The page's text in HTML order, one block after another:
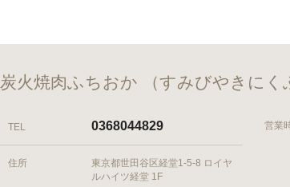
炭火焼肉ふちおか （すみびやきにく
TEL 0368044829
住所
東京都世田谷区経堂1-5-8 ロイヤ
ルハイツ経堂 1F
営業